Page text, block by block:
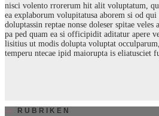
nisci volento rrorerum hit alit voluptatum,
ea explaborum volupitatusa aborem si od qui
doluptassin reptae nonse doleser spitae
pa ped quam ea si officipidit aditatur apere
lisitius ut modis dolupta voluptat
temperu ntecae ipid maiorupta is eliatusciet
— RUBRIKEN